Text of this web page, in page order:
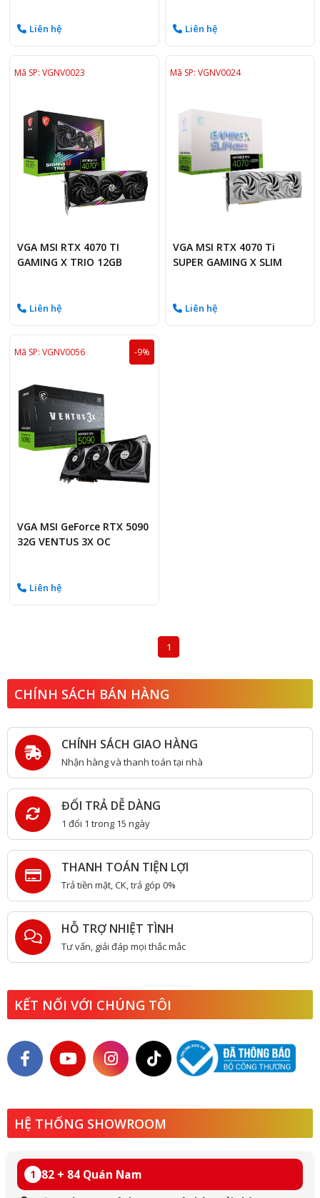
Liên hệ Liên hệ
Mã SP: VGNV0023
VGA MSI RTX 4070 TI
GAMING X TRIO 12GB
Liên hệ
Mã SP: VGNV0024
VGA MSI RTX 4070 Ti
SUPER GAMING X SLIM
Liên hệ
Mã SP: VGNV0056 -9%
VGA MSI GeForce RTX 5090
32G VENTUS 3X OC
Liên hệ
1
CHÍNH SÁCH BÁN HÀNG
CHÍNH SÁCH GIAO HÀNG
Nhận hàng và thanh toán tại nhà
ĐỔI TRẢ DỄ DÀNG
1 đổi 1 trong 15 ngày
THANH TOÁN TIỆN LỢI
Trả tiền mặt, CK, trả góp 0%
HỖ TRỢ NHIỆT TÌNH
Tư vấn, giải đáp mọi thắc mắc
KẾT NỐI VỚI CHÚNG TÔI
HỆ THỐNG SHOWROOM
1 82 + 84 Quán Nam